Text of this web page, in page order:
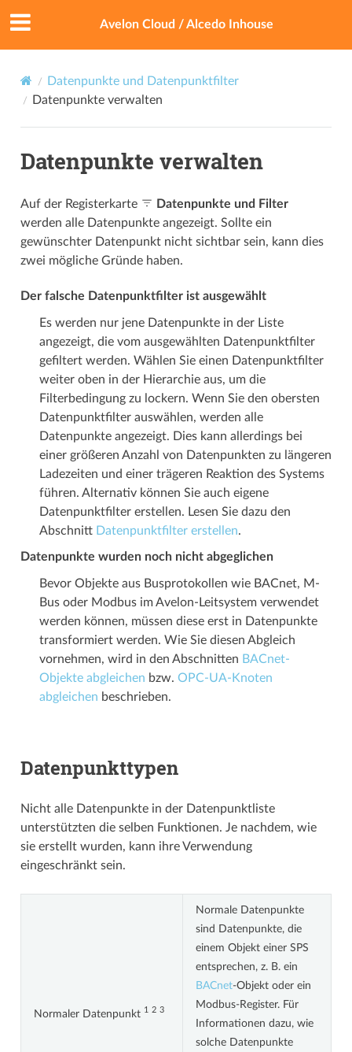
Avelon Cloud / Alcedo Inhouse
Datenpunkte und Datenpunktfilter
Datenpunkte verwalten
Datenpunkte verwalten
Auf der Registerkarte
Datenpunkte und Filter
werden alle Datenpunkte angezeigt. Sollte ein
gewünschter Datenpunkt nicht sichtbar sein, kann dies
zwei mögliche Gründe haben.
Der falsche Datenpunktfilter ist ausgewählt
Es werden nur jene Datenpunkte in der Liste
angezeigt, die vom ausgewählten Datenpunktfilter
gefiltert werden. Wählen Sie einen Datenpunktfilter
weiter oben in der Hierarchie aus, um die
Filterbedingung zu lockern. Wenn Sie den obersten
Datenpunktfilter auswählen, werden alle
Datenpunkte angezeigt. Dies kann allerdings bei
einer größeren Anzahl von Datenpunkten zu längeren
Ladezeiten und einer trägeren Reaktion des Systems
führen. Alternativ können Sie auch eigene
Datenpunktfilter erstellen. Lesen Sie dazu den
Abschnitt Datenpunktfilter erstellen.
Datenpunkte wurden noch nicht abgeglichen
Bevor Objekte aus Busprotokollen wie BACnet, M-
Bus oder Modbus im Avelon-Leitsystem verwendet
werden können, müssen diese erst in Datenpunkte
transformiert werden. Wie Sie diesen Abgleich
vornehmen, wird in den Abschnitten BACnet-
Objekte abgleichen bzw. OPC-UA-Knoten
abgleichen beschrieben.
Datenpunkttypen
Nicht alle Datenpunkte in der Datenpunktliste
unterstützten die selben Funktionen. Je nachdem, wie
sie erstellt wurden, kann ihre Verwendung
eingeschränkt sein.
Normaler Datenpunkt 1 2 3
Normale Datenpunkte
sind Datenpunkte, die
einem Objekt einer SPS
entsprechen, z. B. ein
BACnet-Objekt oder ein
Modbus-Register. Für
Informationen dazu, wie
solche Datenpunkte